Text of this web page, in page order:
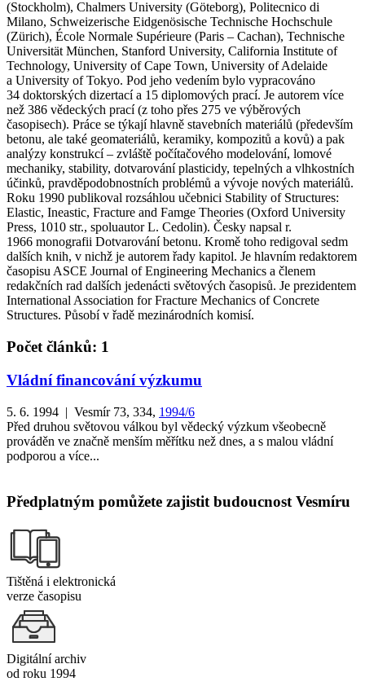
(Stockholm), Chalmers University (Göteborg), Politecnico di
Milano, Schweizerische Eidgenösische Technische Hochschule
(Zürich), École Normale Supérieure (Paris – Cachan), Technische
Universität München, Stanford University, California Institute of
Technology, University of Cape Town, University of Adelaide
a University of Tokyo. Pod jeho vedením bylo vypracováno
34 doktorských dizertací a 15 diplomových prací. Je autorem více
než 386 vědeckých prací (z toho přes 275 ve výběrových
časopisech). Práce se týkají hlavně stavebních materiálů (především
betonu, ale také geomateriálů, keramiky, kompozitů a kovů) a pak
analýzy konstrukcí – zvláště počítačového modelování, lomové
mechaniky, stability, dotvarování plasticidy, tepelných a vlhkostních
účinků, pravděpodobnostních problémů a vývoje nových materiálů.
Roku 1990 publikoval rozsáhlou učebnici Stability of Structures:
Elastic, Ineastic, Fracture and Famge Theories (Oxford University
Press, 1010 str., spoluautor L. Cedolin). Česky napsal r.
1966 monografii Dotvarování betonu. Kromě toho redigoval sedm
dalších knih, v nichž je autorem řady kapitol. Je hlavním redaktorem
časopisu ASCE Journal of Engineering Mechanics a členem
redakčních rad dalších jedenácti světových časopisů. Je prezidentem
International Association for Fracture Mechanics of Concrete
Structures. Působí v řadě mezinárodních komisí.
Počet článků: 1
Vládní financování výzkumu
5. 6. 1994 | Vesmír 73, 334, 1994/6
Před druhou světovou válkou byl vědecký výzkum všeobecně
prováděn ve značně menším měřítku než dnes, a s malou vládní
podporou a více...
Předplatným pomůžete zajistit budoucnost Vesmíru
Tištěná i elektronická
verze časopisu
Digitální archiv
od roku 1994